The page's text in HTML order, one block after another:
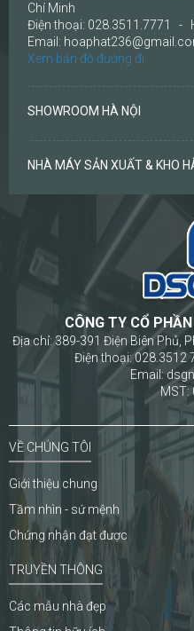
Chí Minh
Điện thoại: 028.3511.7771 -
Email:
Xem bản đồ đường đi
SHOWROOM HÀ NỘI
NHÀ MÁY SẢN XUẤT & KHO
CÔNG TY CỔ
Địa chỉ: 389-391 Điện Biên Phủ,
Điện thoại:
Email:
MST:
VỀ CHÚNG TÔI
Giới thiệu chung
Tầm nhìn - sứ mệnh
Chứng nhận đạt được
TRUYỀN THÔNG
Các mẫu nhà đẹp